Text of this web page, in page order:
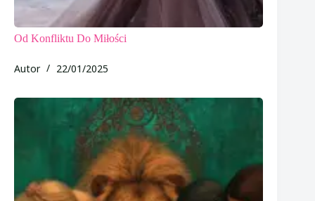
Od Konfliktu Do Miłości
Autor 22/01/2025